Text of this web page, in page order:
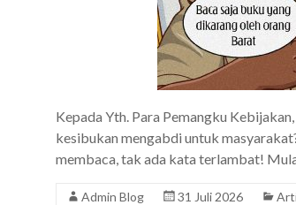
Kepada Yth. Para Pemangku
kesibukan mengabdi untuk
membaca, tak ada kata terlambat!
Admin Blog 31 Juli 2026